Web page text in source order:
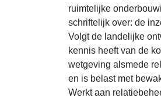
ruimtelijke
schriftelijk over: de
Volgt de landelijke
kennis heeft van de
wetgeving alsmede
en is belast met
Werkt aan